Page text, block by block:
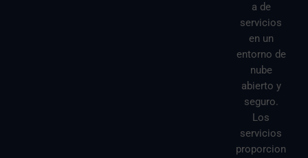
a de
servicios
en un
entorno de
nube
abierto y
seguro.
Los
servicios
proporcion